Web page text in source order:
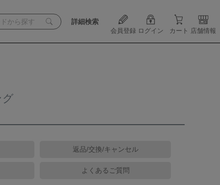
詳細検索
会員登録 ログイン カート 店舗情報
返品/交換/キャンセル
よくあるご質問